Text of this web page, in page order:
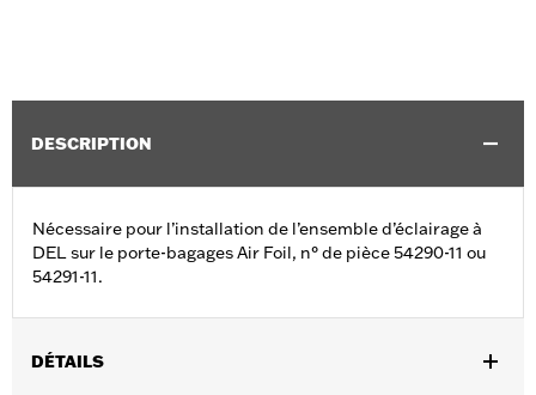
DESCRIPTION
Nécessaire pour l’installation de l’ensemble d’éclairage à
DEL sur le porte-bagages Air Foil, n° de pièce 54290-11 ou
54291-11.
DÉTAILS